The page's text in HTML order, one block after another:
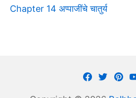
Chapter 14 अप्पाजींचे चातुर्य
Facebook